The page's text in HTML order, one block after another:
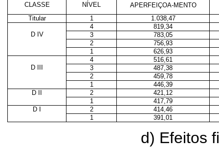
CLASSE NÍVEL
APERFEIÇOA-MENTO
Titular
1
1.038,47
4
819,34
D IV
3
783,05
2
756,93
1
626,93
4
516,61
D III
3
487,38
2
459,78
1
446,39
D II
2
421,12
1
417,79
D I
2
414,46
1
391,01
d) Efeitos